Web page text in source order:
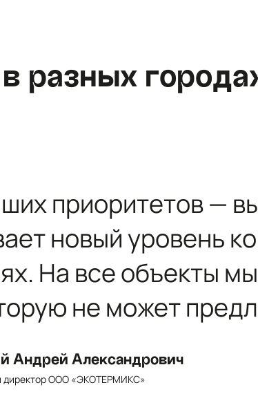
разных
приоритетов —
новый уровень
На все объекты
не может
Андрей Александрович
директор ООО «ЭКОТЕРМИКС»